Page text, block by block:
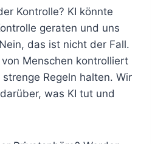
Kontrolle? KI könnte
geraten und uns
das ist nicht der Fall.
Menschen kontrolliert
Regeln halten. Wir
was KI tut und